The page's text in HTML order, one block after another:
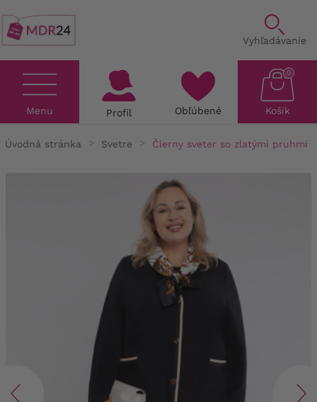
Vyhľadávanie
Menu Profil Obľúbené Košík
0
Úvodná stránka Svetre Čierny sveter so zlatými pruhmi